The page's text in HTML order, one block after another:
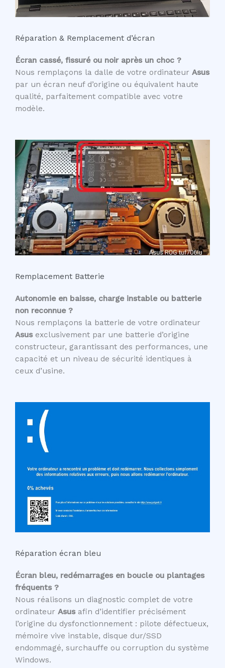
Réparation & Remplacement d’écran
Écran cassé, fissuré ou noir après un choc ?
Nous remplaçons la dalle de votre ordinateur Asus
par un écran neuf d’origine ou équivalent haute
qualité, parfaitement compatible avec votre
modèle.
Remplacement Batterie
Autonomie en baisse, charge instable ou batterie
non reconnue ?
Nous remplaçons la batterie de votre ordinateur
Asusexclusivement par une batterie d’origine
constructeur, garantissant des performances, une
capacité et un niveau de sécurité identiques à
ceux d’usine.
Réparation écran bleu
Écran bleu, redémarrages en boucle ou plantages
fréquents ?
Nous réalisons un diagnostic complet de votre
ordinateur Asusafin d’identifier précisément
l’origine du dysfonctionnement : pilote défectueux,
mémoire vive instable, disque dur/SSD
endommagé, surchauffe ou corruption du système
Windows.